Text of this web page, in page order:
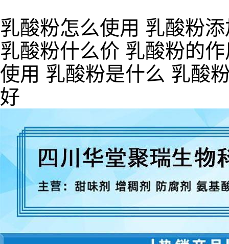
乳酸粉怎么使用 乳酸粉
乳酸粉什么价 乳酸粉的
使用 乳酸粉是什么 乳酸
好